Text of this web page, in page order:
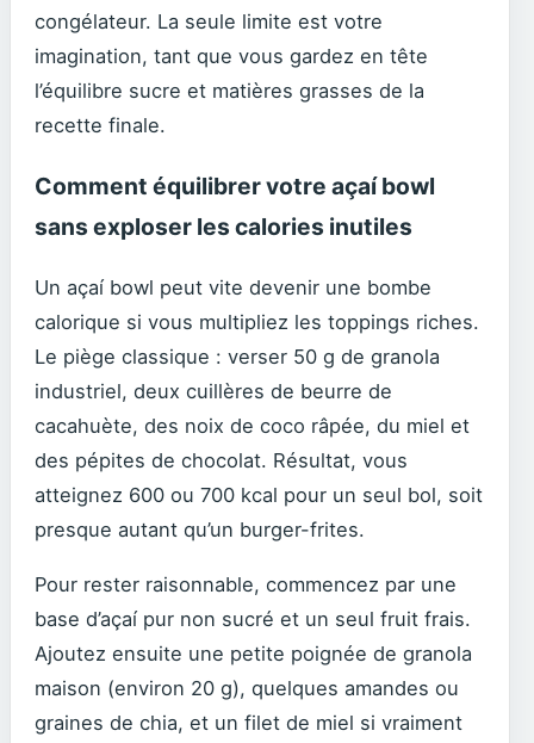
congélateur. La seule limite est votre
imagination, tant que vous gardez en tête
l’équilibre sucre et matières grasses de la
recette finale.
Comment équilibrer votre açaí bowl
sans exploser les calories inutiles
Un açaí bowl peut vite devenir une bombe
calorique si vous multipliez les toppings riches.
Le piège classique : verser 50 g de granola
industriel, deux cuillères de beurre de
cacahuète, des noix de coco râpée, du miel et
des pépites de chocolat. Résultat, vous
atteignez 600 ou 700 kcal pour un seul bol, soit
presque autant qu’un burger-frites.
Pour rester raisonnable, commencez par une
base d’açaí pur non sucré et un seul fruit frais.
Ajoutez ensuite une petite poignée de granola
maison (environ 20 g), quelques amandes ou
graines de chia, et un filet de miel si vraiment